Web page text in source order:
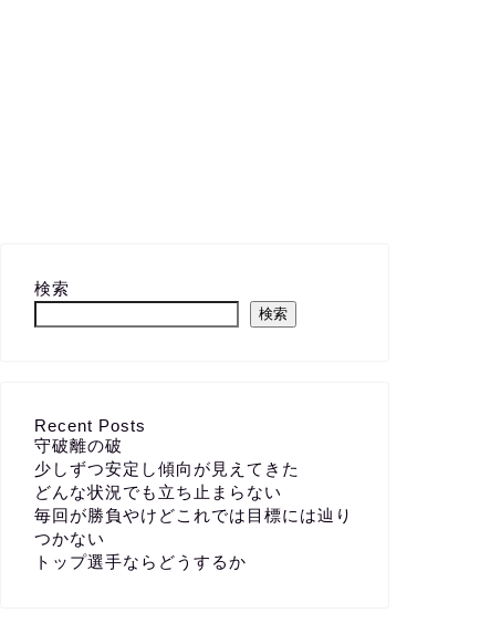
検索
検索
Recent Posts
守破離の破
少しずつ安定し傾向が見えてきた
どんな状況でも立ち止まらない
毎回が勝負やけどこれでは目標には辿り
つかない
トップ選手ならどうするか